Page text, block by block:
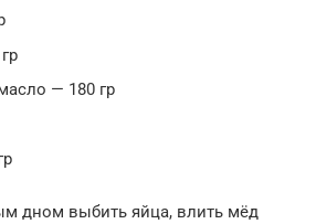
— 180 гр
дном выбить яйца, влить мёд